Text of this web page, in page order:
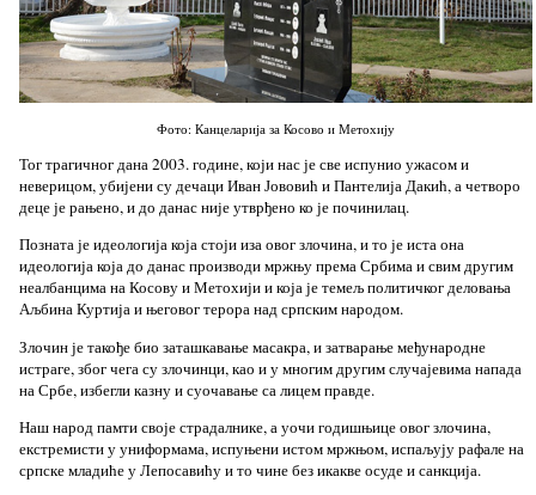
Фото: Канцеларија за Косово и Метохију
Тог трагичног дана 2003. године, који нас је све испунио ужасом и
неверицом, убијени су дечаци Иван Јововић и Пантелија Дакић, а четворо
деце је рањено, и до данас није утврђено ко је починилац.
Позната је идеологија која стоји иза овог злочина, и то је иста она
идеологија која до данас производи мржњу према Србима и свим другим
неалбанцима на Косову и Метохији и која је темељ политичког деловања
Аљбина Куртија и његовог терора над српским народом.
Злочин је такође био заташкавање масакра, и затварање међународне
истраге, због чега су злочинци, као и у многим другим случајевима напада
на Србе, избегли казну и суочавање са лицем правде.
Наш народ памти своје страдалнике, а уочи годишњице овог злочина,
екстремисти у униформама, испуњени истом мржњом, испаљују рафале на
српске младиће у Лепосавићу и то чине без икакве осуде и санкција.